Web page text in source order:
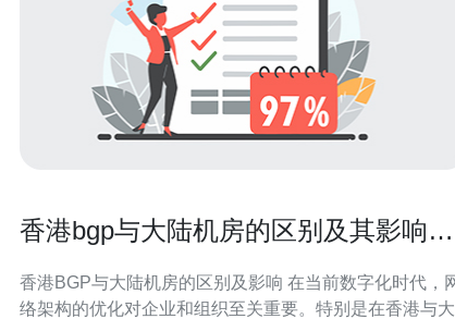
香港bgp与大陆机房的区别及其影响分
香港BGP与大陆机房的区别及影响 在当前数字化时代，网
络架构的优化对企业和组织至关重要。特别是在香港与大